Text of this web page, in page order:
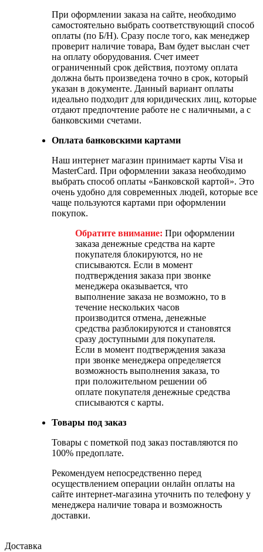
При оформлении заказа на сайте, необходимо
самостоятельно выбрать соответствующий способ
оплаты (по Б/Н). Сразу после того, как менеджер
проверит наличие товара, Вам будет выслан счет
на оплату оборудования. Счет имеет
ограниченный срок действия, поэтому оплата
должна быть произведена точно в срок, который
указан в документе. Данный вариант оплаты
идеально подходит для юридических лиц, которые
отдают предпочтение работе не с наличными, а с
банковскими счетами.
Оплата банковскими картами
Наш интернет магазин принимает карты Visa и
MasterCard. При оформлении заказа необходимо
выбрать способ оплаты «Банковской картой». Это
очень удобно для современных людей, которые все
чаще пользуются картами при оформлении
покупок.
Обратите внимание: При оформлении
заказа денежные средства на карте
покупателя блокируются, но не
списываются. Если в момент
подтверждения заказа при звонке
менеджера оказывается, что
выполнение заказа не возможно, то в
течение нескольких часов
производится отмена, денежные
средства разблокируются и становятся
сразу доступными для покупателя.
Если в момент подтверждения заказа
при звонке менеджера определяется
возможность выполнения заказа, то
при положительном решении об
оплате покупателя денежные средства
списываются с карты.
Товары под заказ
Товары с пометкой под заказ поставляются по
100% предоплате.
Рекомендуем непосредственно перед
осуществлением операции онлайн оплаты на
сайте интернет-магазина уточнить по телефону у
менеджера наличие товара и возможность
доставки.
Доставка